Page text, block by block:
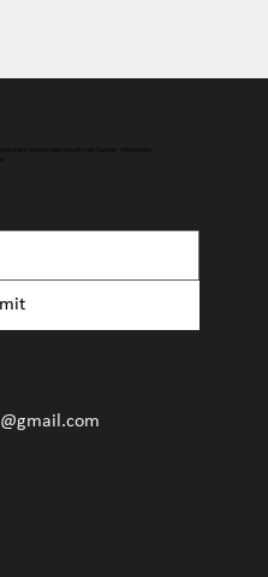
y todo lo relacionado con Sunrise. ¡Mantente